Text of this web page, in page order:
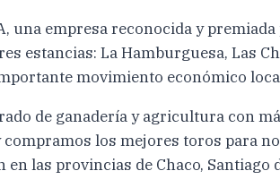
una empresa reconocida y
estancias: La Hamburguesa, Las
movimiento económico
de ganadería y agricultura con
los mejores toros para
las provincias de Chaco, Santiago